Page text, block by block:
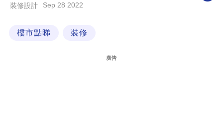
科
裝修設計 Sep 28 2022
樓市點睇 裝修
廣告